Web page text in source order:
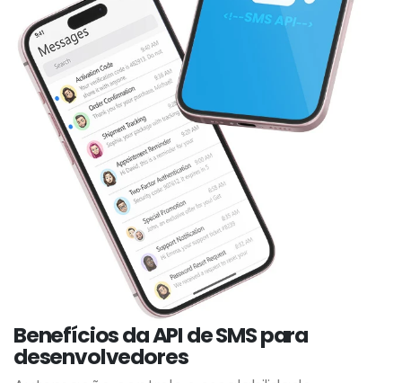
Benefícios da API de SMS para
desenvolvedores